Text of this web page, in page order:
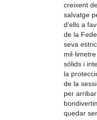
creixent
salvatge
d'ells a
de la
seva
sòlids i
la
de la
per
quedar